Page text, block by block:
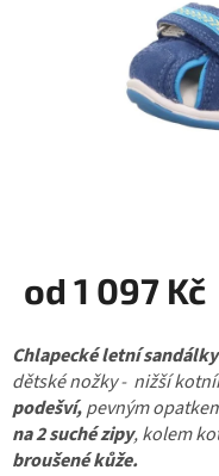
od 1 097 Kč
cena:
Chlapecké letní sandálky
dětské nožky - nižší
podešví,pevným
na 2 suché zipy, kolem
broušené kůže.